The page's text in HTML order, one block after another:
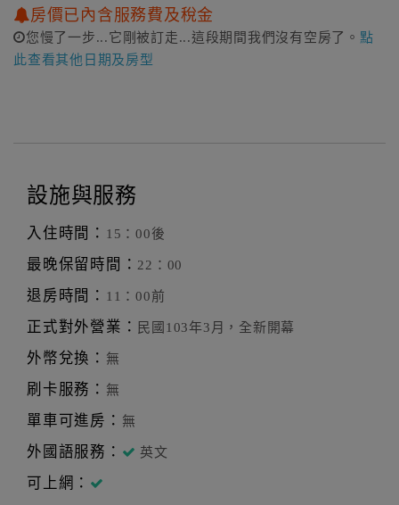
距外澳、烏石港開車13分
距伯朗咖啡城堡館開車19分
距蘭陽博物館、辣椒文創館開車9～10分
作體驗館開車17～18分
距花泉休閒農場開車33分
距可達休閒羊場開車29分
距風糖工房開車27分
木房子咖啡、阿公蔥油餅、滷大腸麵線、小涼園
冰店、QQ布丁、站前小吃、頭城早餐店、麻醬麵蛤蠣湯、肉
羹、奕順軒、阿萬之家、義珍香、豬腸冬粉、有機大地、八
館、樂山拉麵、勝洋水草、西堤冰品
★好好玩： 溫泉區、九號咖啡座、湯城圍爐、和風湯屋、四
季風湯屋、林午鐵工廠(林午銅鑼)、豬龍寨咖啡館(員山望龍
碑花田村)、山寨窯烤村、百果樹紅磚屋、橘子咖啡、香草菲
菲、綠海咖啡
房價已內含服務費及稅金
您慢了一步...它剛被訂走...這段期間我們沒有空房了。 點
此查看其他日期及房型
設施與服務
入住時間： 15：00後
最晚保留時間：22：00
退房時間： 11：00前
正式對外營業： 民國103年3月，全新開幕
外幣兌換： 無
刷卡服務： 無
單車可進房： 無
外國語服務： 英文
可上網：